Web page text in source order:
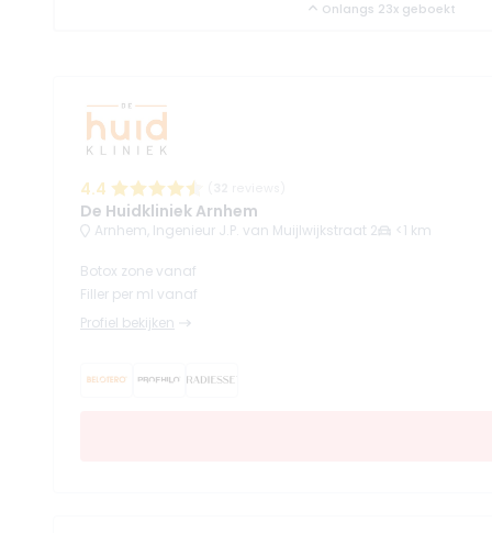
Onlangs 23x geboekt
4.4
De Huidkliniek Arnhem
Arnhem, Ingenieur J.P. van Muijlwijkstraat 2 <1 km
Botox zone vanaf
Filler per ml vanaf
Profiel bekijken